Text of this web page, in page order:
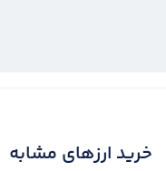
خرید ارزهای مشابه